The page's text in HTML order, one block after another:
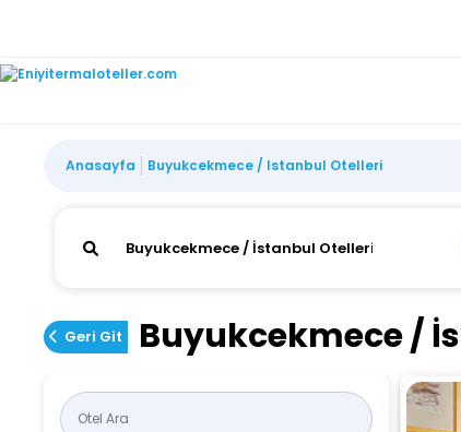
Anasayfa Buyukcekmece / Istanbul Otelleri
Geri Git Buyukcekmece /